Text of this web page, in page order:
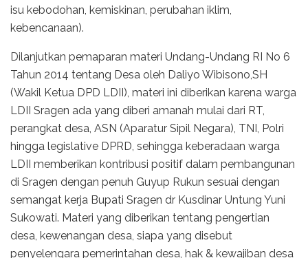
isu kebodohan, kemiskinan, perubahan iklim,
kebencanaan).
Dilanjutkan pemaparan materi Undang-Undang RI No 6
Tahun 2014 tentang Desa oleh Daliyo Wibisono,SH
(Wakil Ketua DPD LDII), materi ini diberikan karena warga
LDII Sragen ada yang diberi amanah mulai dari RT,
perangkat desa, ASN (Aparatur Sipil Negara), TNI, Polri
hingga legislative DPRD, sehingga keberadaan warga
LDII memberikan kontribusi positif dalam pembangunan
di Sragen dengan penuh Guyup Rukun sesuai dengan
semangat kerja Bupati Sragen dr Kusdinar Untung Yuni
Sukowati. Materi yang diberikan tentang pengertian
desa, kewenangan desa, siapa yang disebut
penyelengara pemerintahan desa, hak & kewajiban desa